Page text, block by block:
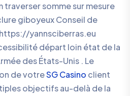
traverser somme sur mesure
giboyeux Conseil de
yannsciberras.eu
départ loin état ​​de la
des États-Unis . Le
de votreSG Casino client
objectifs au-delà de la